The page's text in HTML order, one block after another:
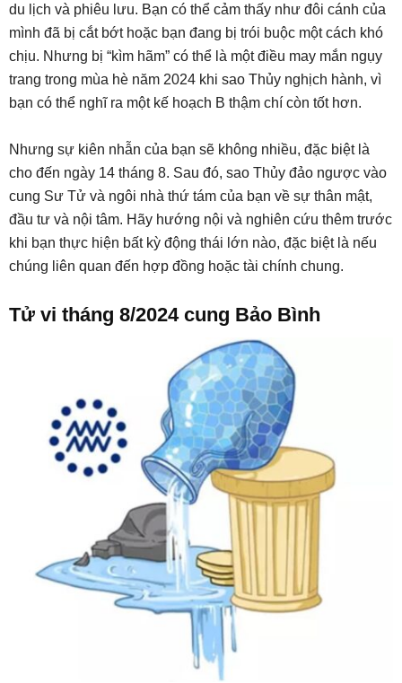
du lịch và phiêu lưu. Bạn có thể cảm thấy như đôi cánh của
mình đã bị cắt bớt hoặc bạn đang bị trói buộc một cách khó
chịu. Nhưng bị “kìm hãm” có thể là một điều may mắn ngụy
trang trong mùa hè năm 2024 khi sao Thủy nghịch hành, vì
bạn có thể nghĩ ra một kế hoạch B thậm chí còn tốt hơn.
Nhưng sự kiên nhẫn của bạn sẽ không nhiều, đặc biệt là
cho đến ngày 14 tháng 8. Sau đó, sao Thủy đảo ngược vào
cung Sư Tử và ngôi nhà thứ tám của bạn về sự thân mật,
đầu tư và nội tâm. Hãy hướng nội và nghiên cứu thêm trước
khi bạn thực hiện bất kỳ động thái lớn nào, đặc biệt là nếu
chúng liên quan đến hợp đồng hoặc tài chính chung.
Tử vi tháng 8/2024 cung Bảo Bình